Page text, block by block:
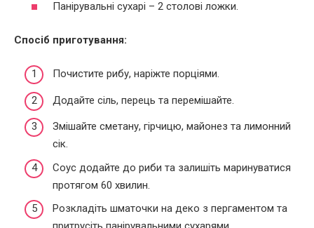
Панірувальні сухарі – 2 столові ложки.
Спосіб приготування:
Почистите рибу, наріжте порціями.
Додайте сіль, перець та перемішайте.
Змішайте сметану, гірчицю, майонез та лимонний
сік.
Соус додайте до риби та залишіть маринуватися
протягом 60 хвилин.
Розкладіть шматочки на деко з пергаментом та